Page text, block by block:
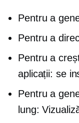
Pentru a
Pentru a
Pentru a
aplicații: se
Pentru a
lung: